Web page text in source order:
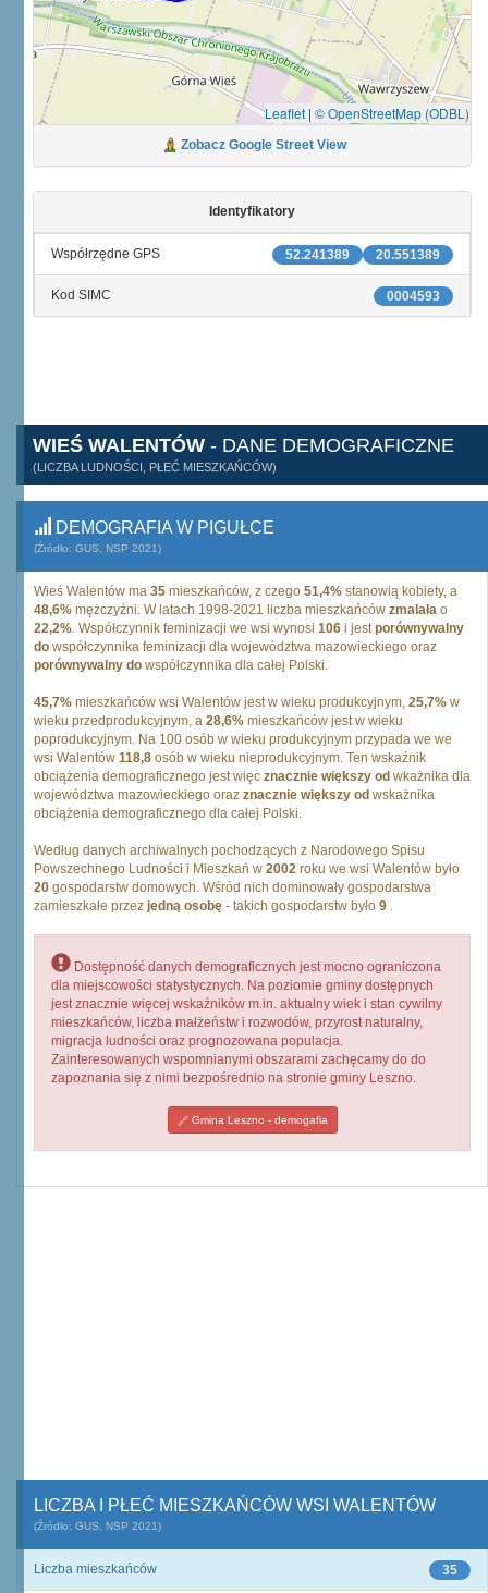
Leaflet | © OpenStreetMap (ODBL)
Zobacz Google Street View
Identyfikatory
20.551389
52.241389
Współrzędne GPS
0004593
Kod SIMC
WIEŚ WALENTÓW - DANE DEMOGRAFICZNE
(LICZBA LUDNOŚCI, PŁEĆ MIESZKAŃCÓW)
DEMOGRAFIA W PIGUŁCE
(Źródło: GUS, NSP 2021)
Wieś Walentów ma 35 mieszkańców, z czego 51,4% stanowią kobiety, a
48,6% mężczyźni. W latach 1998-2021 liczba mieszkańców zmalała o
22,2%. Współczynnik feminizacji we wsi wynosi 106 i jestporównywalny
do współczynnika feminizacji dla województwa mazowieckiego oraz
porównywalny do współczynnika dla całej Polski.
45,7% mieszkańców wsi Walentów jest w wieku produkcyjnym, 25,7% w
wieku przedprodukcyjnym, a 28,6% mieszkańców jest w wieku
poprodukcyjnym. Na 100 osób w wieku produkcyjnym przypada we we
wsi Walentów 118,8 osób w wieku nieprodukcyjnym. Ten wskaźnik
obciążenia demograficznego jest więc znacznie większy od wkażnika dla
województwa mazowieckiego oraz znacznie większy od wskażnika
obciążenia demograficznego dla całej Polski.
Według danych archiwalnych pochodzących z Narodowego Spisu
Powszechnego Ludności i Mieszkań w 2002 roku we wsi Walentów było
20 gospodarstw domowych. Wśród nich dominowały gospodarstwa
zamieszkałe przez jedną osobę - takich gospodarstw było 9 .
Dostępność danych demograficznych jest mocno ograniczona
dla miejscowości statystycznych. Na poziomie gminy dostępnych
jest znacznie więcej wskaźników m.in. aktualny wiek i stan cywilny
mieszkańców, liczba małżeństw i rozwodów, przyrost naturalny,
migracja ludności oraz prognozowana populacja.
Zainteresowanych wspomnianymi obszarami zachęcamy do do
zapoznania się z nimi bezpośrednio na stronie gminy Leszno.
Gmina Leszno - demogafia
LICZBA I PŁEĆ MIESZKAŃCÓW WSI WALENTÓW
(Źródło: GUS, NSP 2021)
35
Liczba mieszkańców